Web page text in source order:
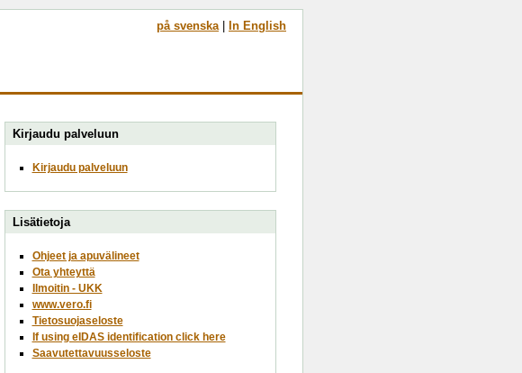
på svenska| In English
Kirjaudu palveluun
Kirjaudu palveluun
Lisätietoja
Ohjeet ja apuvälineet
Ota yhteyttä
Ilmoitin - UKK
www.vero.fi
Tietosuojaseloste
If using eIDAS identification click here
Saavutettavuusseloste